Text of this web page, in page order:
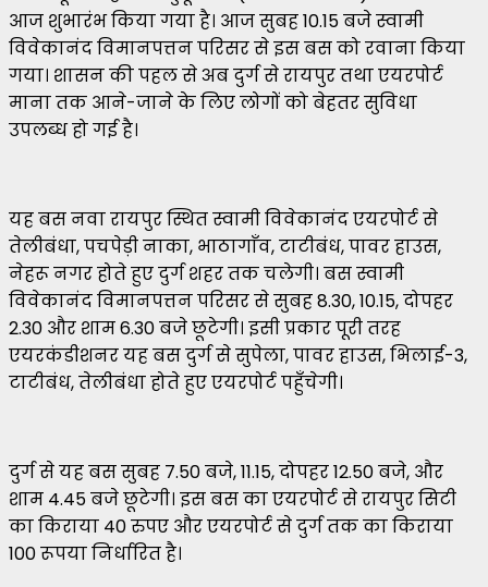
आज शुभारंभ किया गया है। आज सुबह 10.15 बजे स्वामी
विवेकानंद विमानपत्तन परिसर से इस बस को रवाना किया
गया। शासन की पहल से अब दुर्ग से रायपुर तथा एयरपोर्ट
माना तक आने-जाने के लिए लोगों को बेहतर सुविधा
उपलब्ध हो गई है।
यह बस नवा रायपुर स्थित स्वामी विवेकानंद एयरपोर्ट से
तेलीबंधा, पचपेड़ी नाका, भाठागाँव, टाटीबंध, पावर हाउस,
नेहरू नगर होते हुए दुर्ग शहर तक चलेगी। बस स्वामी
विवेकानंद विमानपत्तन परिसर से सुबह 8.30, 10.15, दोपहर
2.30 और शाम 6.30 बजे छूटेगी। इसी प्रकार पूरी तरह
एयरकंडीशनर यह बस दुर्ग से सुपेला, पावर हाउस, भिलाई-3,
टाटीबंध, तेलीबंधा होते हुए एयरपोर्ट पहुँचेगी।
दुर्ग से यह बस सुबह 7.50 बजे, 11.15, दोपहर 12.50 बजे, और
शाम 4.45 बजे छूटेगी। इस बस का एयरपोर्ट से रायपुर सिटी
का किराया 40 रुपए और एयरपोर्ट से दुर्ग तक का किराया
100 रूपया निर्धारित है।